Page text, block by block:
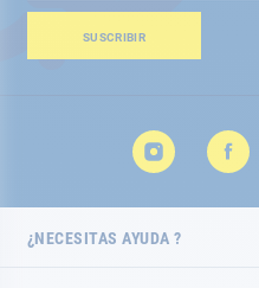
nuestro
de
SUSCRIBIR
¿NECESITAS AYUDA ?